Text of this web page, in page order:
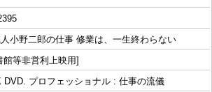
小野二郎の仕事 修業は、一生終わらない
館等非営利上映用]
DVD. プロフェッショナル : 仕事の流儀